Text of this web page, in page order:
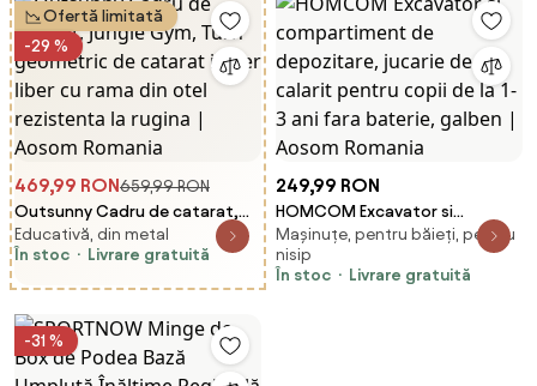
Ofertă limitată
-29 %
469,99 RON659,99 RON
Outsunny Cadru de catarat,
Jungle Gym, Turn geometric de
catarat in aer liber cu rama din
otel rezistenta la rugina |
Educativă, din metal
În stoc
Livrare gratuită
249,99 RON
HOMCOM Excavator si
compartiment de depozitare,
jucarie de calarit pentru copii
de la 1-3 ani fara baterie,
Mașinuțe, pentru băieți, pentru
nisip
În stoc
Livrare gratuită
-31 %